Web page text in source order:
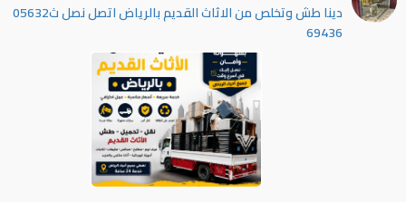
دينا طش وتخلص من الاثاث القديم بالرياض اتصل نصل ث05632
69436